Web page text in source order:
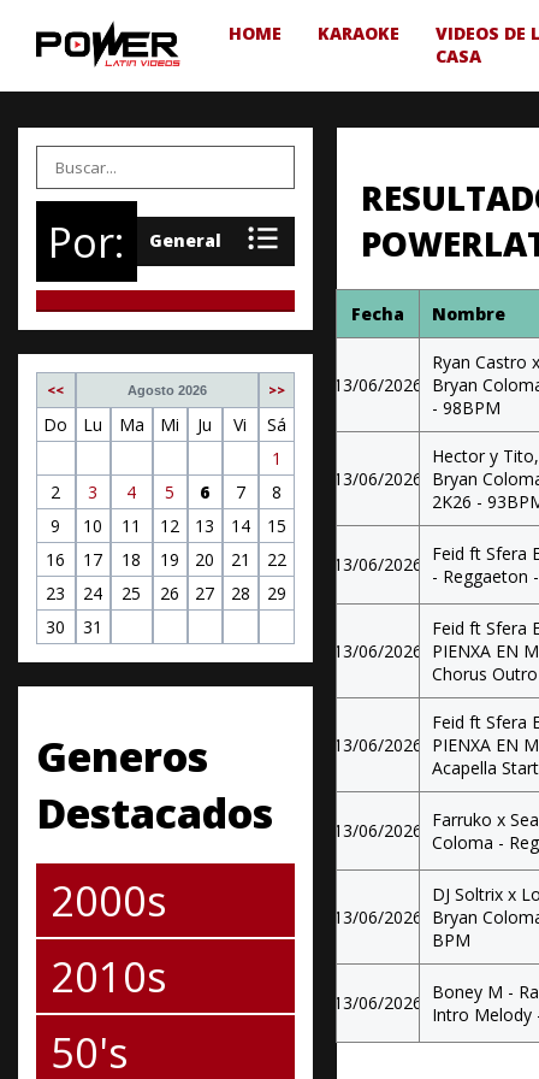
HOME KARAOKE
VIDEOS DE
CASA
Por:
<< Agosto 2026 >>
Do Lu Ma Mi Ju Vi
Sá
1
2
3 4 5 6 7
8
9
10 11 12 13 14
15
16
17 18 19 20 21
22
23
24 25 26 27 28
29
30
31
Generos
Destacados
2000s
2010s
50's
Fecha Nombre
13/06/2026
Ryan Castro
Bryan
- 98BPM
13/06/2026
Hector y
Bryan
2K26 -
13/06/2026
Feid ft Sfera
- Reggaeton
13/06/2026
Feid ft Sfera
PIENXA EN
Chorus
13/06/2026
Feid ft Sfera
PIENXA EN
Acapella
13/06/2026
Farruko x
Coloma -
13/06/2026
DJ Soltrix x
Bryan
BPM
13/06/2026
Boney M -
Intro Melody